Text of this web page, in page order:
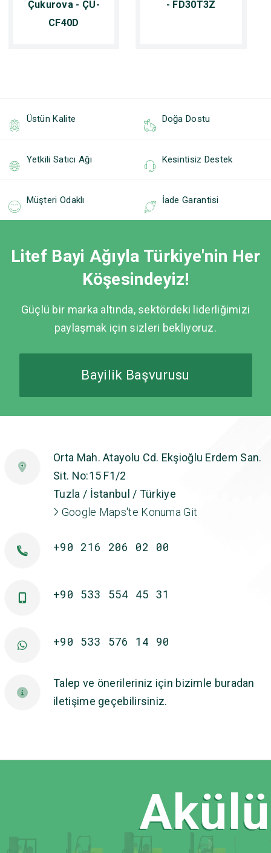
Çukurova - ÇU-
CF40D
- FD30T3Z
Üstün Kalite Doğa Dostu
Yetkili Satıcı Ağı Kesintisiz Destek
Müşteri Odaklı İade Garantisi
Litef Bayi Ağıyla Türkiye'nin Her
Köşesindeyiz!
Güçlü bir marka altında, sektördeki liderliğimizi
paylaşmak için sizleri bekliyoruz.
Bayilik Başvurusu
Orta Mah. Atayolu Cd. Ekşioğlu Erdem San.
Sit. No:15 F1/2
Tuzla / İstanbul / Türkiye
Google Maps'te Konuma Git
+90 216 206 02 00
+90 533 554 45 31
+90 533 576 14 90
Talep ve önerileriniz için bizimle buradan
iletişime geçebilirsiniz.